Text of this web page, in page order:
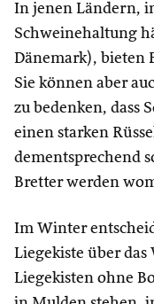
In jenen Ländern,
Schweinehaltung
Dänemark), bieten
Sie können aber
zu bedenken, dass
einen starken
dementsprechend
Bretter werden
Im Winter
Liegekiste über
Liegekisten ohne